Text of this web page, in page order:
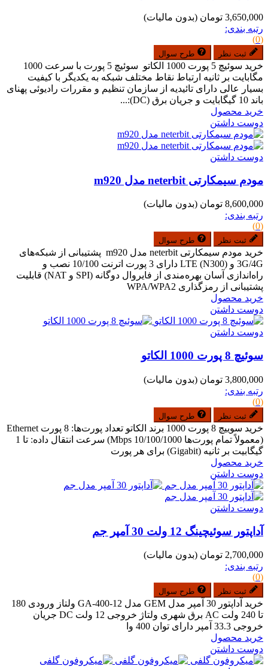
3,650,000 تومان
(بدون مالیات)
رتبه بندی:
(0)
ثبت نظر طرح سوال
خرید سوئیچ 5 پورت 1000 الکاتو سوئیچ 5 پورت با سرعت 1000
مگابایت بر ثانیه ارتباط نقاط مختلف شبکه به یکدیگر با کیفیت
بسیار عالی دارای تائیدیه از سازمان تنظیم و مقررات رادیوئی پهنای
باند 10 گیگابایت و جریان برق (DC):...
خرید محصول
دوست داشتن
دوست داشتن
مودم سیمکارتی neterbit مدل m920
8,600,000 تومان
(بدون مالیات)
رتبه بندی:
(0)
ثبت نظر طرح سوال
خرید مودم سیمکارتی neterbit مدل m920 پشتیبانی از شبکه‌های
3G/4G و LTE (N300) دارای 3 پورت اترنت 10/100 نصب و
راه‌اندازی آسان بهره‌مندی از فایروال دوگانه (SPI و NAT) قابلیت
پشتیبانی از رمزگذاری WPA/WPA2
خرید محصول
دوست داشتن
دوست داشتن
سوئیچ 8 پورت 1000 الکاتو
3,800,000 تومان
(بدون مالیات)
رتبه بندی:
(0)
ثبت نظر طرح سوال
خرید سوییچ 8 پورت 1000 برند الکاتو تعداد پورت‌ها: 8 پورت Ethernet
(معمولاً تمام پورت‌ها 10/100/1000 Mbps) سرعت انتقال داده: تا 1
گیگابیت بر ثانیه (Gigabit) برای هر پورت
خرید محصول
دوست داشتن
دوست داشتن
آداپتور سوئیچینگ 12 ولت 30 آمپر جم
2,700,000 تومان
(بدون مالیات)
رتبه بندی:
(0)
ثبت نظر طرح سوال
خرید آداپتور 30 آمپر مدل GEM مدل GA-400-12 ولتاز ورودی 180
تا 240 ولت AC برق شهری ولتاژ خروجی 12 ولت DC جریان
خروجی 33.3 آمپر دارای توان 400 وا
خرید محصول
دوست داشتن